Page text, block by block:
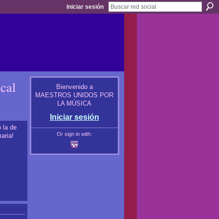
Iniciar sesión
la de
Bienvenido a
MAESTROS UNIDOS POR
LA MÚSICA
Iniciar sesión
Or sign in with: